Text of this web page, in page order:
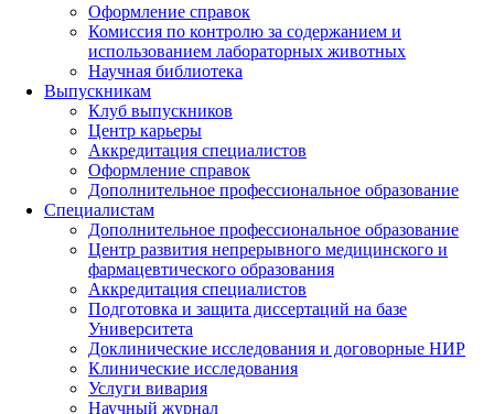
Оформление справок
Комиссия по контролю за содержанием и
использованием лабораторных животных
Научная библиотека
Выпускникам
Клуб выпускников
Центр карьеры
Аккредитация специалистов
Оформление справок
Дополнительное профессиональное образование
Специалистам
Дополнительное профессиональное образование
Центр развития непрерывного медицинского и
фармацевтического образования
Аккредитация специалистов
Подготовка и защита диссертаций на базе
Университета
Доклинические исследования и договорные НИР
Клинические исследования
Услуги вивария
Научный журнал